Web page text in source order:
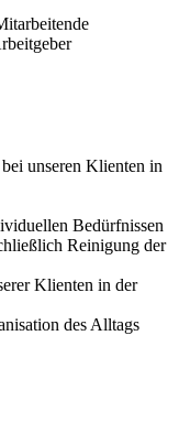
unseren Klienten in
Bedürfnissen
Reinigung der
Klienten in der
des Alltags